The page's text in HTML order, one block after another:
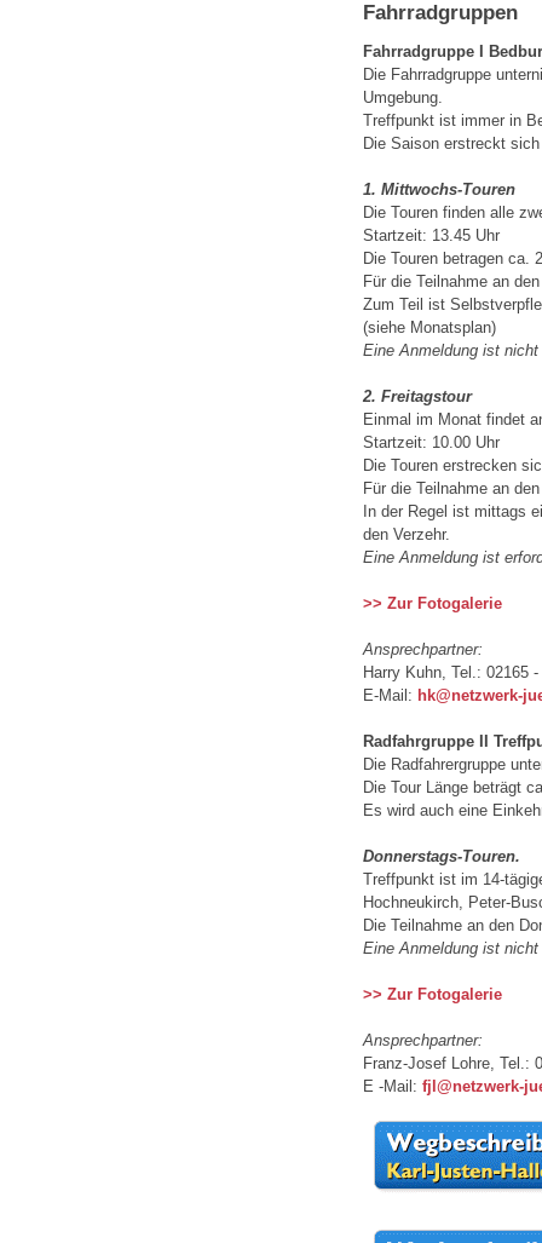
Fahrradgruppen
Fahrradgruppe I
Die Fahrradgruppe
Umgebung.
Treffpunkt ist immer in
Die Saison erstreckt
1. Mittwochs-Touren
Die Touren finden alle
Startzeit: 13.45 Uhr
Die Touren betragen ca.
Für die Teilnahme an
Zum Teil ist
(siehe Monatsplan)
Eine Anmeldung ist
2. Freitagstour
Einmal im Monat findet
Startzeit: 10.00 Uhr
Die Touren erstrecken
Für die Teilnahme an
In der Regel ist mittags
den Verzehr.
Eine Anmeldung ist
>> Zur Fotogalerie
Ansprechpartner:
Harry Kuhn, Tel.: 02165 -
E-Mail: hk@netzwerk-
Radfahrgruppe II
Die Radfahrergruppe
Die Tour Länge beträgt
Es wird auch eine
Donnerstags-Touren.
Treffpunkt ist im 14-
Hochneukirch, Peter-
Die Teilnahme an den
Eine Anmeldung ist
>> Zur Fotogalerie
Ansprechpartner:
Franz-Josef Lohre, Tel.:
E -Mail: fjl@netzwerk-